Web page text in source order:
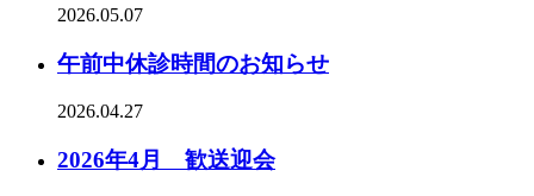
2026.05.07
午前中休診時間のお知らせ
2026.04.27
2026年4月 歓送迎会